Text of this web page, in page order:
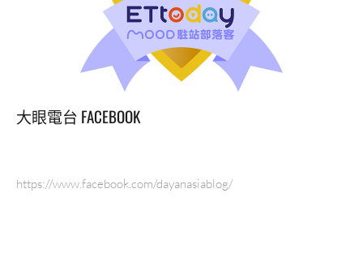
大眼電台 FACEBOOK
https://www.facebook.com/dayanasiablog/